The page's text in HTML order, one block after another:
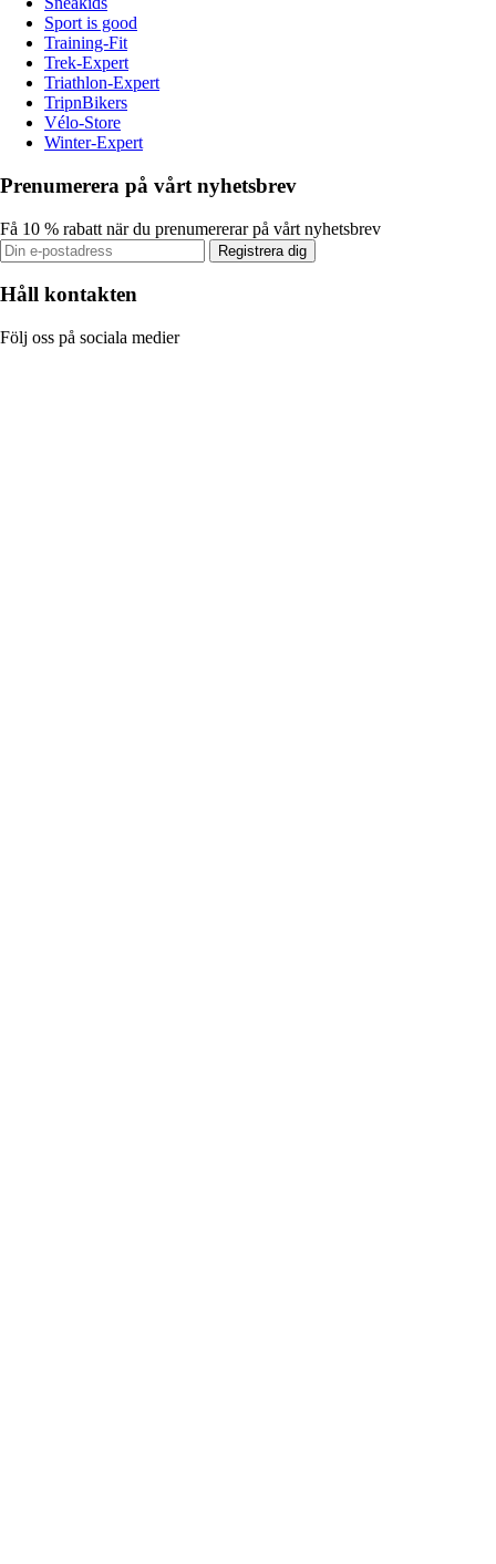
Sport is good
Training-Fit
Trek-Expert
Triathlon-Expert
TripnBikers
Vélo-Store
Winter-Expert
Prenumerera på vårt nyhetsbrev
Få 10 % rabatt när du prenumererar på vårt nyhetsbrev
Registrera dig
Håll kontakten
Följ oss på sociala medier